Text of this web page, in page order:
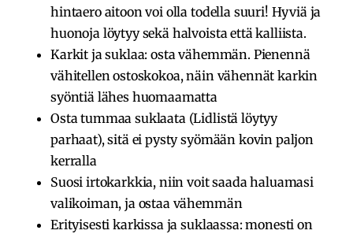
hintaero aitoon voi olla todella suuri! Hyviä ja
huonoja löytyy sekä halvoista että kalliista.
Karkit ja suklaa: osta vähemmän. Pienennä
vähitellen ostoskokoa, näin vähennät karkin
syöntiä lähes huomaamatta
Osta tummaa suklaata (Lidlistä löytyy
parhaat), sitä ei pysty syömään kovin paljon
kerralla
Suosi irtokarkkia, niin voit saada haluamasi
valikoiman, ja ostaa vähemmän
Erityisesti karkissa ja suklaassa: monesti on